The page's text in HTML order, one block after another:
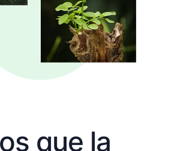
que la